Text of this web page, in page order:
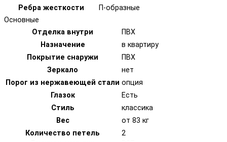
Ребра жесткости
П-образные
Основные
Отделка внутри
ПВХ
Назначение
в квартиру
Покрытие снаружи
ПВХ
Зеркало
нет
Порог из нержавеющей стали опция
Глазок
Есть
Стиль
классика
Вес
от 83 кг
Количество петель
2